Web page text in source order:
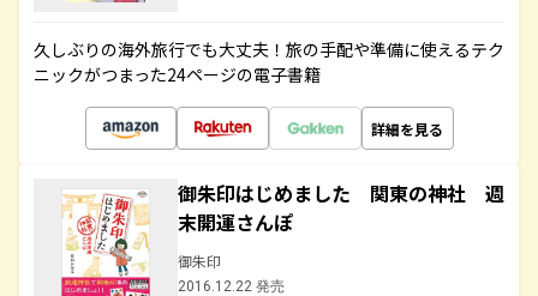
久しぶりの海外旅行でも大丈夫！旅の手配や準備に使えるテク
ニックがつまった24ページの電子書籍
詳細を見る
御朱印はじめました 関東の神社 週
末開運さんぽ
御朱印
2016.12.22 発売